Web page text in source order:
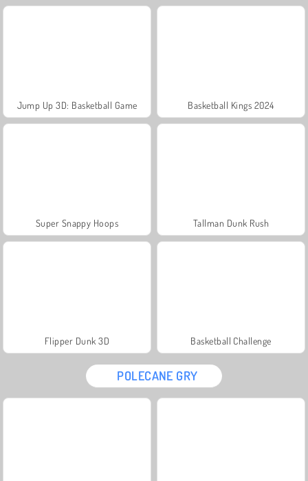
Jump Up 3D: Basketball Game Basketball Kings 2024
Super Snappy Hoops Tallman Dunk Rush
Flipper Dunk 3D Basketball Challenge
POLECANE GRY